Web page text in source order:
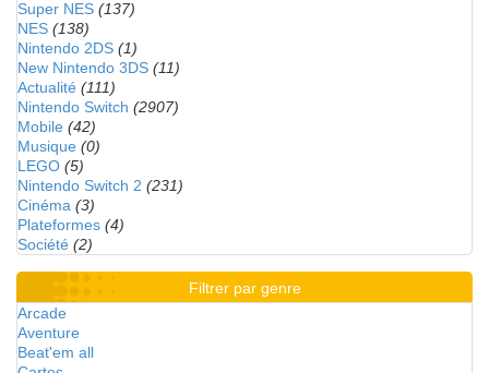
Super NES (137)
NES (138)
Nintendo 2DS (1)
New Nintendo 3DS (11)
Actualité (111)
Nintendo Switch (2907)
Mobile (42)
Musique (0)
LEGO (5)
Nintendo Switch 2 (231)
Cinéma (3)
Plateformes (4)
Société (2)
Filtrer par genre
Arcade
Aventure
Beat'em all